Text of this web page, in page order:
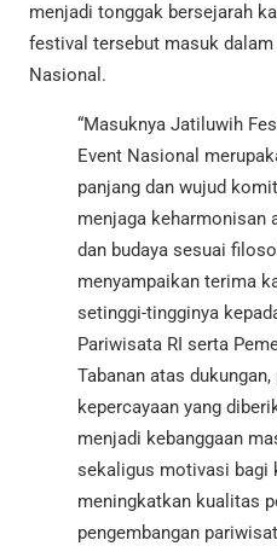
menjadi tonggak bersejarah
festival tersebut masuk
Nasional.
“Masuknya Jatiluwih
Event Nasional
panjang dan wujud
menjaga keharmonisan
dan budaya sesuai
menyampaikan terima
setinggi-tingginya
Pariwisata RI serta
Tabanan atas
kepercayaan yang
menjadi kebanggaan
sekaligus motivasi bagi
meningkatkan kualitas
pengembangan